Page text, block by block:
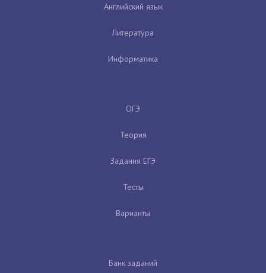
Английский язык
Литература
Информатика
ОГЭ
Теория
Задания ЕГЭ
Тесты
Варианты
Банк заданий